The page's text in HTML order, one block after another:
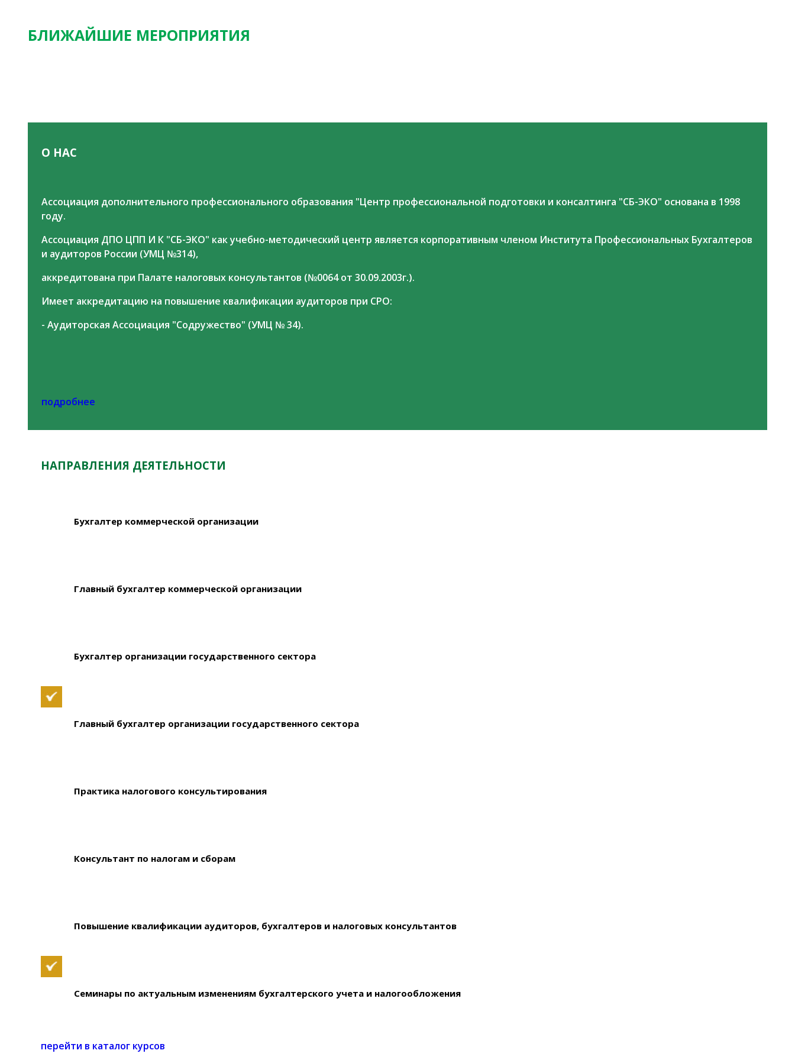
БЛИЖАЙШИЕ МЕРОПРИЯТИЯ
О НАС
Ассоциация дополнительного профессионального образования "Центр профессиональной подготовки и консалтинга "СБ-ЭКО" основана в 1998
году.
Ассоциация ДПО ЦПП И К "СБ-ЭКО" как учебно-методический центр является корпоративным членом Института Профессиональных Бухгалтеров
и аудиторов России (УМЦ №314),
аккредитована при Палате налоговых консультантов (№0064 от 30.09.2003г.).
Имеет аккредитацию на повышение квалификации аудиторов при СРО:
- Аудиторская Ассоциация "Содружество" (УМЦ № 34).
подробнее
НАПРАВЛЕНИЯ ДЕЯТЕЛЬНОСТИ
Бухгалтер коммерческой организации
Главный бухгалтер коммерческой организации
Бухгалтер организации государственного сектора
Главный бухгалтер организации государственного сектора
Практика налогового консультирования
Консультант по налогам и сборам
Повышение квалификации аудиторов, бухгалтеров и налоговых консультантов
Семинары по актуальным изменениям бухгалтерского учета и налогообложения
перейти в каталог курсов